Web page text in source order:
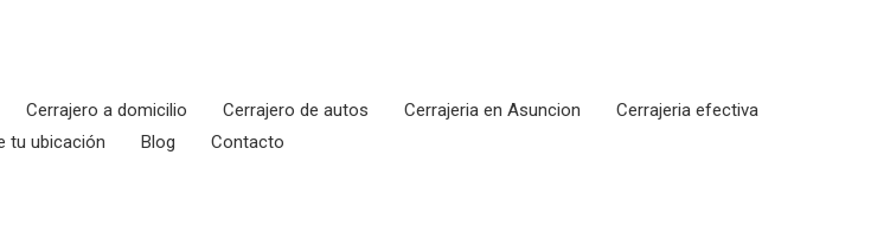
Cerrajero a domicilio Cerrajero de autos Cerrajeria en Asuncion
Cerrajeria efectiva
tu ubicación Blog Contacto